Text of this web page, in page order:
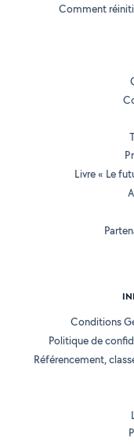
Comment
Livre « Le
Conditions
Politique de
Référencement,